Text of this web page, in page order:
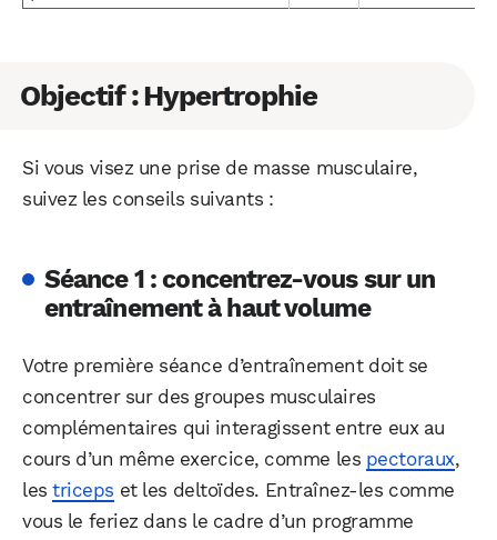
Objectif : Hypertrophie
Si vous visez une prise de masse musculaire,
suivez les conseils suivants :
Séance 1 : concentrez-vous sur un
entraînement à haut volume
Votre première séance d’entraînement doit se
concentrer sur des groupes musculaires
complémentaires qui interagissent entre eux au
cours d’un même exercice, comme les pectoraux,
lestriceps et les deltoïdes. Entraînez-les comme
vous le feriez dans le cadre d’un programme
Facebook X LinkedIn